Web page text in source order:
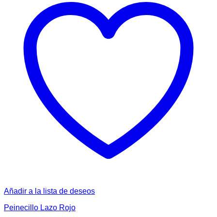
Añadir a la lista de deseos
Peinecillo Lazo Rojo